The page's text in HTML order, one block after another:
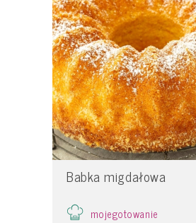
Babka migdałowa
mojegotowanie